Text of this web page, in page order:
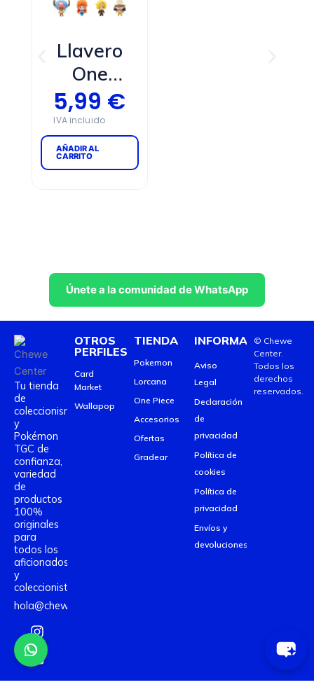
Llavero
One
Piece
Pocket
Hero
5,99 €
AÑADIR AL
CARRITO
Únete a la comunidad de WhatsApp
Tu tienda
de
coleccionismo
y
Pokémon
TGC de
confianza,
variedad
de
productos
100%
originales
para
todos los
aficionados
y
coleccionistas.
hola@chewecenter.com
I
n
s
t
a
Y
o
u
t
u
T
i
k
t
o
INFORMACIÓN
Aviso
Legal
Declaración
de
privacidad
Política de
cookies
Política de
privacidad
Envíos y
devoluciones
OTROS
PERFILES
Card
Market
Wallapop
TIENDA
Pokemon
Lorcana
One Piece
Accesorios
Ofertas
Gradear
© Chewe
Center.
Todos los
derechos
reservados.